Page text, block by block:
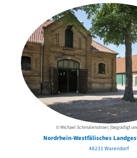
© Michael Schmalenstroer; (begradigt
Nordrhein-Westfälisches
48231 Warendorf